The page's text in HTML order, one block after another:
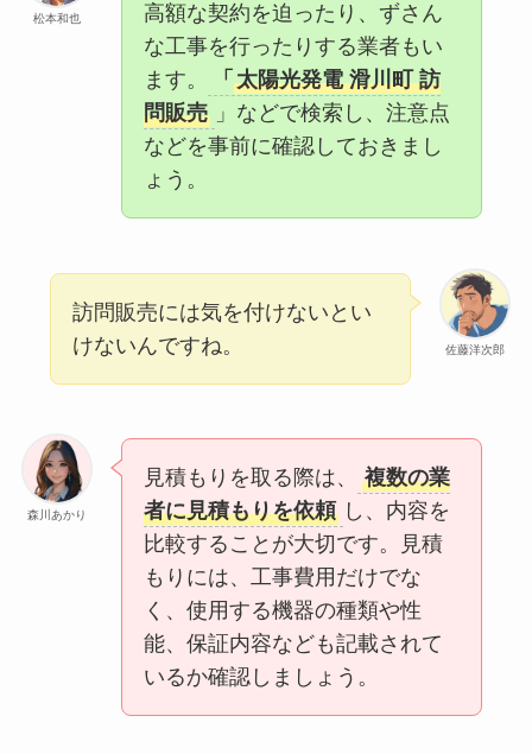
松本和也
高額な契約を迫ったり、ずさん
な工事を行ったりする業者もい
ます。
「 太陽光発電 滑川町 訪
問販売
」などで検索し、注意点
などを事前に確認しておきまし
ょう。
佐藤洋次郎
訪問販売には気を付けないとい
けないんですね。
森川あかり
見積もりを取る際は、
複数の業
者に見積もりを依頼 し、内容を
比較することが大切です。見積
もりには、工事費用だけでな
く、使用する機器の種類や性
能、保証内容なども記載されて
いるか確認しましょう。